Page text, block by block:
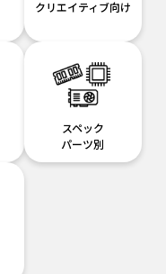
クリエイティブ向け
スペック
パーツ別